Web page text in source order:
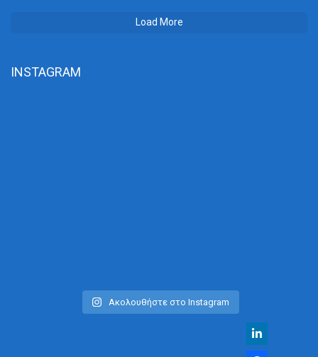
Load More
INSTAGRAM
Ακολουθήστε στο Instagram